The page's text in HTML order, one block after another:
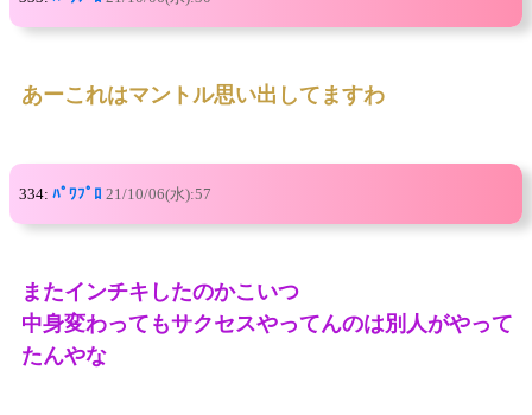
あーこれはマントル思い出してますわ
334: ﾊﾟﾜﾌﾟﾛ 21/10/06(水):57
またインチキしたのかこいつ
中身変わってもサクセスやってんのは別人がやって
たんやな